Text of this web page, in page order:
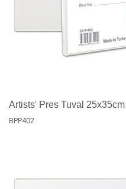
Artists' Pres Tuval 25x35cm
BPP402